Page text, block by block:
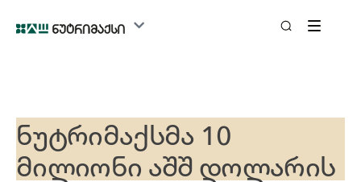
ნუტრიმაქსმა 10
მილიონი აშშ დოლარის